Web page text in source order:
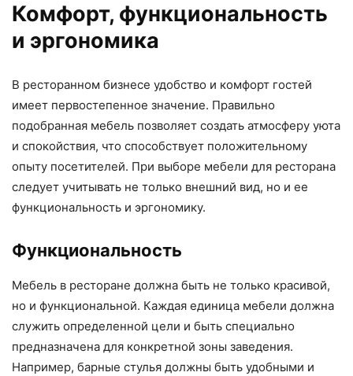
Комфорт, функциональность
и эргономика
В ресторанном бизнесе удобство и комфорт гостей
имеет первостепенное значение. Правильно
подобранная мебель позволяет создать атмосферу уюта
и спокойствия, что способствует положительному
опыту посетителей. При выборе мебели для ресторана
следует учитывать не только внешний вид, но и ее
функциональность и эргономику.
Функциональность
Мебель в ресторане должна быть не только красивой,
но и функциональной. Каждая единица мебели должна
служить определенной цели и быть специально
предназначена для конкретной зоны заведения.
Например, барные стулья должны быть удобными и